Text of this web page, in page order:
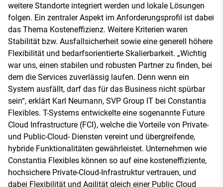
weitere Standorte integriert werden und lokale Lösungen
folgen. Ein zentraler Aspekt im Anforderungsprofil ist dabei
das Thema Kosteneffizienz. Weitere Kriterien waren
Stabilität bzw. Ausfallsicherheit sowie eine generell höhere
Flexibilität und bedarfsorientierte Skalierbarkeit. „Wichtig
war uns, einen stabilen und robusten Partner zu finden, bei
dem die Services zuverlässig laufen. Denn wenn ein
System ausfällt, darf das für das Business nicht spürbar
sein“, erklärt Karl Neumann, SVP Group IT bei Constantia
Flexibles. T-Systems entwickelte eine sogenannte Future
Cloud Infrastructure (FCI), welche die Vorteile von Private-
und Public-Cloud- Diensten vereint und übergreifende,
hybride Funktionalitäten gewährleistet. Unternehmen wie
Constantia Flexibles können so auf eine kosteneffiziente,
hochsichere Private-Cloud-Infrastruktur vertrauen, und
dabei Flexibilität und Agilität gleich einer Public Cloud